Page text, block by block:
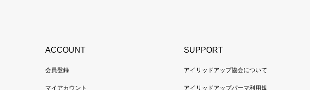
ACCOUNT
会員登録
マイアカウント
SUPPORT
アイリッドアップ協会について
アイリッドアップパーマ利用規